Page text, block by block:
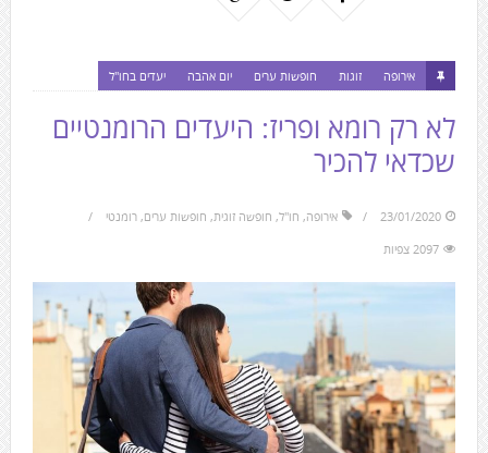
אירופה זוגות חופשות ערים יום אהבה יעדים בחו"ל
לא רק רומא ופריז: היעדים הרומנטיים
שכדאי להכיר
23/01/2020 אירופה, חו"ל, חופשה זוגית, חופשות ערים, רומנטי
2097 צפיות